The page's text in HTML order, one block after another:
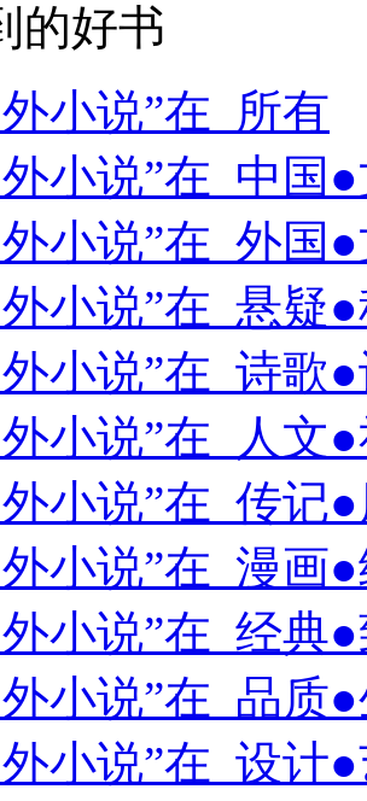
的好书
小说”在 所有
小说”在 中国
小说”在 外国
小说”在 悬疑
小说”在 诗歌
小说”在 人文
小说”在 传记
小说”在 漫画
小说”在 经典
小说”在 品质
小说”在 设计